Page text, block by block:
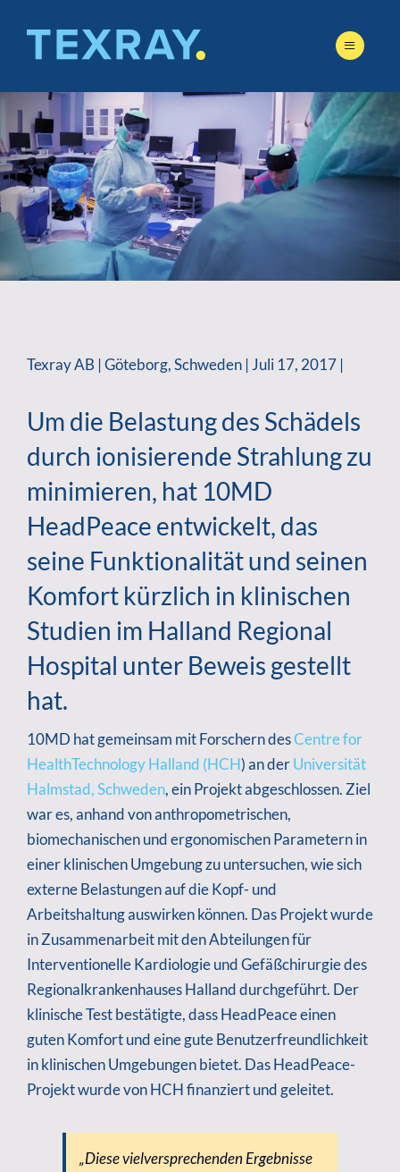
content
Texray AB | Göteborg, Schweden | Juli 17, 2017 |
Um die Belastung des Schädels
durch ionisierende Strahlung zu
minimieren, hat 10MD
HeadPeace entwickelt, das
seine Funktionalität und seinen
Komfort kürzlich in klinischen
Studien im Halland Regional
Hospital unter Beweis gestellt
hat.
10MD hat gemeinsam mit Forschern desCentre for
HealthTechnology Halland (HCH) an derUniversität
Halmstad, Schweden, ein Projekt abgeschlossen. Ziel
war es, anhand von anthropometrischen,
biomechanischen und ergonomischen Parametern in
einer klinischen Umgebung zu untersuchen, wie sich
externe Belastungen auf die Kopf- und
Arbeitshaltung auswirken können. Das Projekt wurde
in Zusammenarbeit mit den Abteilungen für
Interventionelle Kardiologie und Gefäßchirurgie des
Regionalkrankenhauses Halland durchgeführt. Der
klinische Test bestätigte, dass HeadPeace einen
guten Komfort und eine gute Benutzerfreundlichkeit
in klinischen Umgebungen bietet. Das HeadPeace-
Projekt wurde von HCH finanziert und geleitet.
„Diese vielversprechenden Ergebnisse